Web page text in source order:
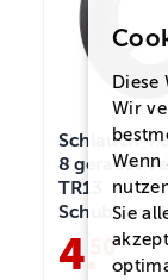
Schlauch
8 gerades
TR13
4 50
Diese
Wir
Wenn
Sie